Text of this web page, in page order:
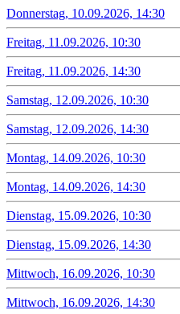
Donnerstag, 10.09.2026, 14:30
Freitag, 11.09.2026, 10:30
Freitag, 11.09.2026, 14:30
Samstag, 12.09.2026, 10:30
Samstag, 12.09.2026, 14:30
Montag, 14.09.2026, 10:30
Montag, 14.09.2026, 14:30
Dienstag, 15.09.2026, 10:30
Dienstag, 15.09.2026, 14:30
Mittwoch, 16.09.2026, 10:30
Mittwoch, 16.09.2026, 14:30